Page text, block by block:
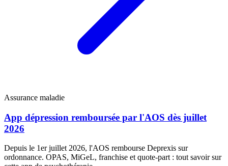
Assurance maladie
App dépression remboursée par l'AOS dès juillet
2026
Depuis le 1er juillet 2026, l'AOS rembourse Deprexis sur
ordonnance. OPAS, MiGeL, franchise et quote-part : tout savoir sur